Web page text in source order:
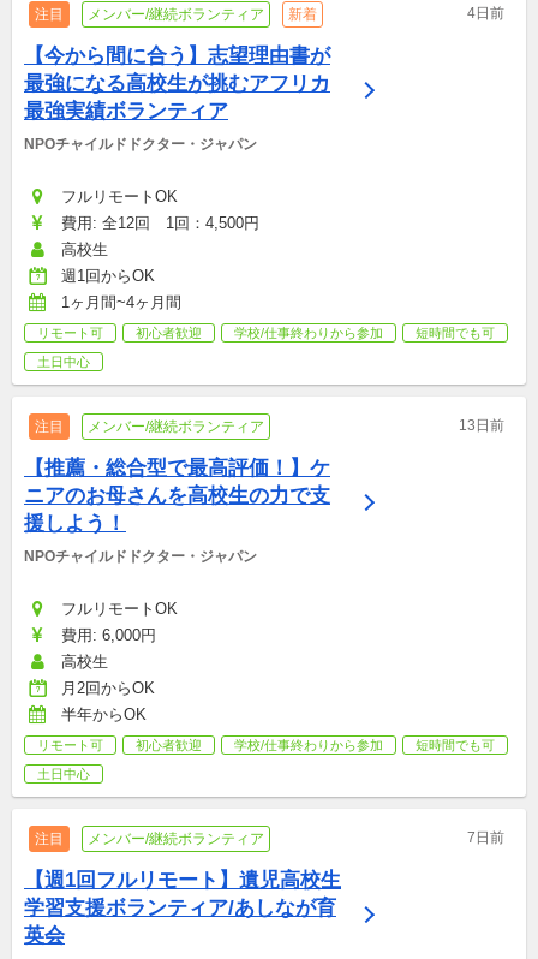
注目 メンバー/継続ボランティア 新着 4日前
【今から間に合う】志望理由書が
最強になる高校生が挑むアフリカ
最強実績ボランティア
NPOチャイルドドクター・ジャパン
フルリモートOK
費用: 全12回　1回：4,500円
高校生
週1回からOK
1ヶ月間~4ヶ月間
リモート可 初心者歓迎 学校/仕事終わりから参加
短時間でも可
土日中心
注目 メンバー/継続ボランティア 13日前
【推薦・総合型で最高評価！】ケ
ニアのお母さんを高校生の力で支
援しよう！
NPOチャイルドドクター・ジャパン
フルリモートOK
費用: 6,000円
高校生
月2回からOK
半年からOK
リモート可 初心者歓迎 学校/仕事終わりから参加
短時間でも可
土日中心
注目 メンバー/継続ボランティア 7日前
【週1回フルリモート】遺児高校生
学習支援ボランティア/あしなが育
英会